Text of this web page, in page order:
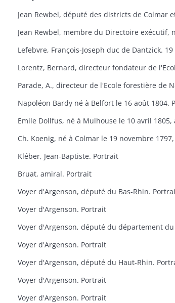
Parade, A., directeur de l'Ecole forestière de
Kléber, Jean-Baptiste. Portrait
Bruat, amiral. Portrait
Voyer d'Argenson. Portrait
Voyer d'Argenson. Portrait
Voyer d'Argenson, député du Haut-Rhin.
Voyer d'Argenson. Portrait
Voyer d'Argenson. Portrait